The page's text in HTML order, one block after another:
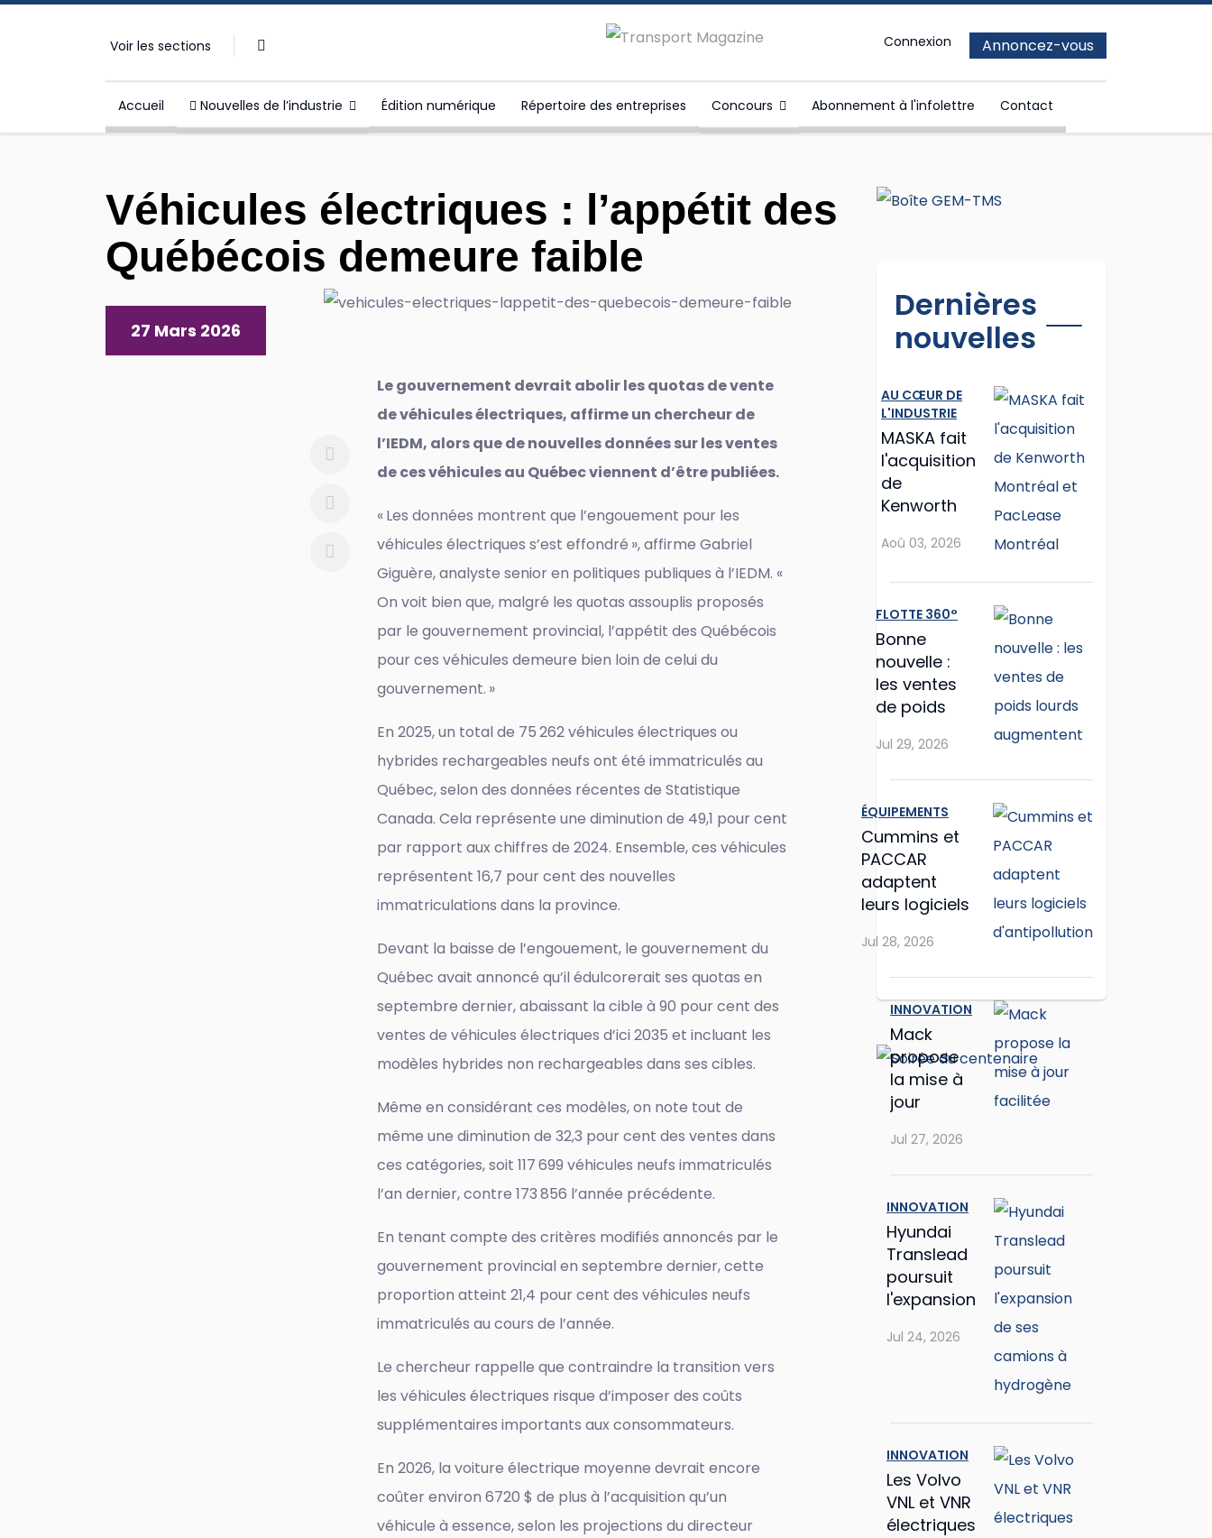
Voir les sections Annoncez-vous
Connexion
Accueil Nouvelles de l’industrie Édition numérique Répertoire des entreprises Concours Abonnement à l'infolettre Contact
Véhicules électriques : l’appétit des
Québécois demeure faible
27 Mars 2026
Le gouvernement devrait abolir les quotas de vente
de véhicules électriques, affirme un chercheur de
l’IEDM, alors que de nouvelles données sur les ventes
de ces véhicules au Québec viennent d’être publiées.
« Les données montrent que l’engouement pour les
véhicules électriques s’est effondré », affirme Gabriel
Giguère, analyste senior en politiques publiques à l’IEDM. «
On voit bien que, malgré les quotas assouplis proposés
par le gouvernement provincial, l’appétit des Québécois
pour ces véhicules demeure bien loin de celui du
gouvernement. »
En 2025, un total de 75 262 véhicules électriques ou
hybrides rechargeables neufs ont été immatriculés au
Québec, selon des données récentes de Statistique
Canada. Cela représente une diminution de 49,1 pour cent
par rapport aux chiffres de 2024. Ensemble, ces véhicules
représentent 16,7 pour cent des nouvelles
immatriculations dans la province.
Devant la baisse de l’engouement, le gouvernement du
Québec avait annoncé qu’il édulcorerait ses quotas en
septembre dernier, abaissant la cible à 90 pour cent des
ventes de véhicules électriques d’ici 2035 et incluant les
modèles hybrides non rechargeables dans ses cibles.
Même en considérant ces modèles, on note tout de
même une diminution de 32,3 pour cent des ventes dans
ces catégories, soit 117 699 véhicules neufs immatriculés
l’an dernier, contre 173 856 l’année précédente.
En tenant compte des critères modifiés annoncés par le
gouvernement provincial en septembre dernier, cette
proportion atteint 21,4 pour cent des véhicules neufs
immatriculés au cours de l’année.
Le chercheur rappelle que contraindre la transition vers
les véhicules électriques risque d’imposer des coûts
supplémentaires importants aux consommateurs.
En 2026, la voiture électrique moyenne devrait encore
coûter environ 6720 $ de plus à l’acquisition qu’un
véhicule à essence, selon les projections du directeur
Dernières
nouvelles
AU CŒUR DE
L'INDUSTRIE
MASKA fait
l'acquisition
de
Kenworth
PacLease
Aoû 03, 2026
FLOTTE 360°
Bonne
nouvelle :
les ventes
de poids
augmentent
Jul 29, 2026
ÉQUIPEMENTS
Cummins et
PACCAR
adaptent
leurs logiciels
Jul 28, 2026
INNOVATION
Mack
propose
la mise à
jour
Jul 27, 2026
INNOVATION
Hyundai
Translead
poursuit
l'expansion
camions à
Jul 24, 2026
INNOVATION
Les Volvo
VNL et VNR
électriques